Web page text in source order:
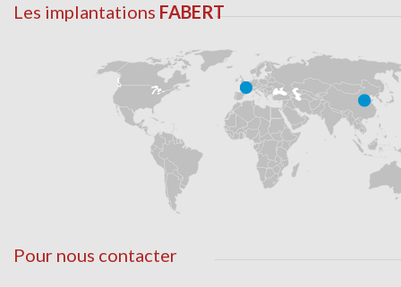
Les implantations FABERT
Pour nous contacter